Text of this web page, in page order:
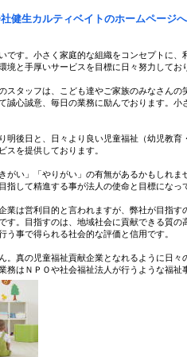
健生カルティベイトのホームページへ
です。小さく家庭的な組織をコンセプトに、
境と手厚いサービスを目標に日々努力してお
スタッフは、こども達やご家族のみなさんの
誠心誠意、毎日の業務に励んでおります。
明後日と、日々より良い児童福祉（幼児教
スを提供しております。
がい」「やりがい」の有無があるかもしれ
指して精進する事が法人の使命と目標になっ
業は営利目的と言われますが、弊社が目指
す。目指すのは、地域社会に貢献できる質
う事で得られる社会的な評価と信用です。
。真の児童福祉貢献企業となれるように日々
務はＮＰＯや社会福祉法人が行うような福祉